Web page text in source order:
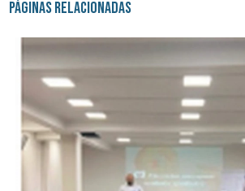
Páginas Relacionadas